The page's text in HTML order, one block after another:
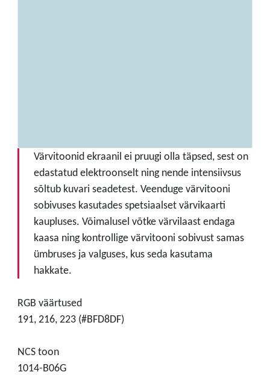
Värvitoonid ekraanil ei pruugi olla täpsed, sest on
edastatud elektroonselt ning nende intensiivsus
sõltub kuvari seadetest. Veenduge värvitooni
sobivuses kasutades spetsiaalset värvikaarti
kaupluses. Võimalusel võtke värvilaast endaga
kaasa ning kontrollige värvitooni sobivust samas
ümbruses ja valguses, kus seda kasutama
hakkate.
RGB väärtused
191, 216, 223 (#BFD8DF)
NCS toon
1014-B06G